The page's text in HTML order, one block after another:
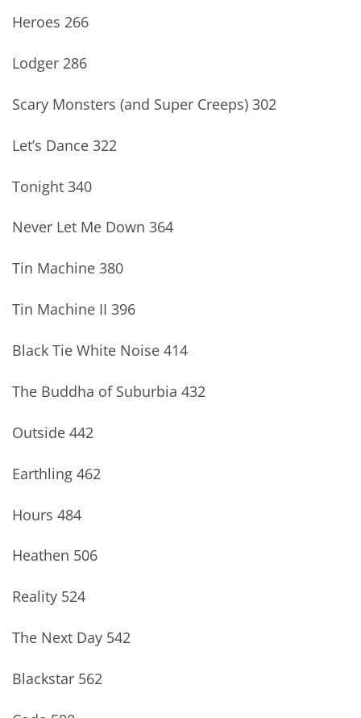
Heroes 266
Lodger 286
Scary Monsters (and Super Creeps) 302
Let’s Dance 322
Tonight 340
Never Let Me Down 364
Tin Machine 380
Tin Machine II 396
Black Tie White Noise 414
The Buddha of Suburbia 432
Outside 442
Earthling 462
Hours 484
Heathen 506
Reality 524
The Next Day 542
Blackstar 562